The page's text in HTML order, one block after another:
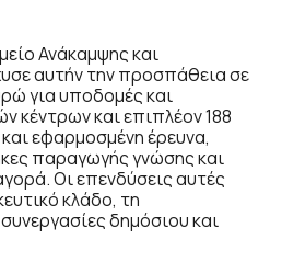
Ανάκαμψης και
αυτήν την προσπάθεια σε
για υποδομές και
κέντρων και επιπλέον 188
εφαρμοσμένη έρευνα,
παραγωγής γνώσης και
Οι επενδύσεις αυτές
κλάδο, τη
δημόσιου και